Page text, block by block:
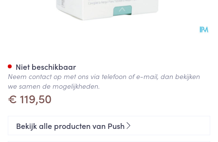
€ 119,50
Niet beschikbaar
Neem contact op met ons via telefoon of e-mail, dan bekijken
we samen de mogelijkheden.
Bekijk alle producten van Push